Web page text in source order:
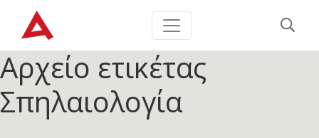
Αρχείο ετικέτας
Σπηλαιολογία